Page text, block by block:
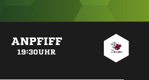
ANPFIFF
19:30UHR